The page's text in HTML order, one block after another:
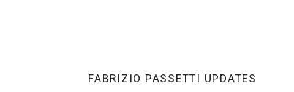
FABRIZIO PASSETTI UPDATES